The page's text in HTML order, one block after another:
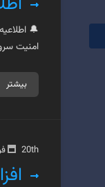
امنیت
بیشتر
20th فوریه 2024